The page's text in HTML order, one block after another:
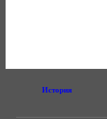
История